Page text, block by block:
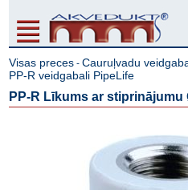
Visas preces -Cauruļvadu
PP-R veidgabali PipeLife
PP-R Līkums ar stiprinājumu